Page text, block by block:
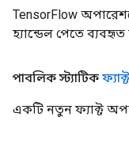
TensorFlow
হ্যান্ডেল পেতে
পাবলিক স্ট্যাটিক ফ্যাক্ট
একটি নতুন ফ্যাক্ট